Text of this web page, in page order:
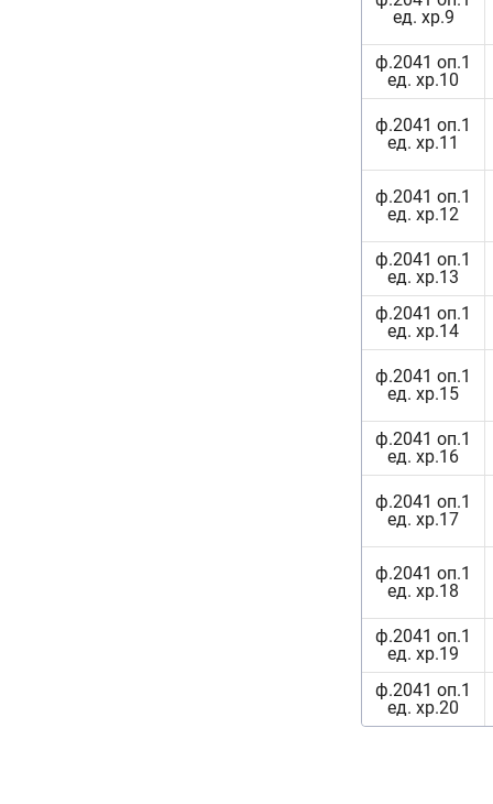
ед. хр.9
ф.2041 оп.1
ед. хр.10
ф.2041 оп.1
ед. хр.11
ф.2041 оп.1
ед. хр.12
ф.2041 оп.1
ед. хр.13
ф.2041 оп.1
ед. хр.14
ф.2041 оп.1
ед. хр.15
ф.2041 оп.1
ед. хр.16
ф.2041 оп.1
ед. хр.17
ф.2041 оп.1
ед. хр.18
ф.2041 оп.1
ед. хр.19
ф.2041 оп.1
ед. хр.20